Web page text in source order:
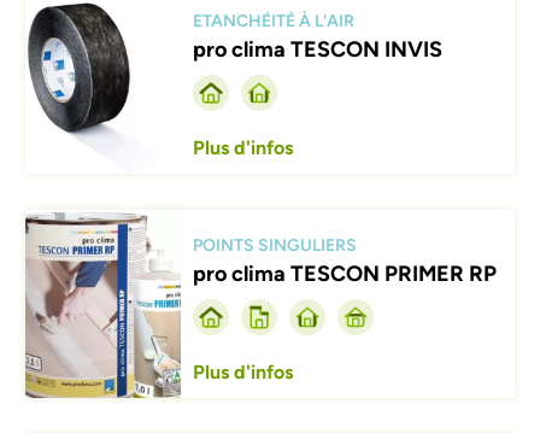
ETANCHÉITÉ À L'AIR
pro clima TESCON INVIS
Plus d'infos
Afbeelding
POINTS SINGULIERS
pro clima TESCON PRIMER RP
Plus d'infos